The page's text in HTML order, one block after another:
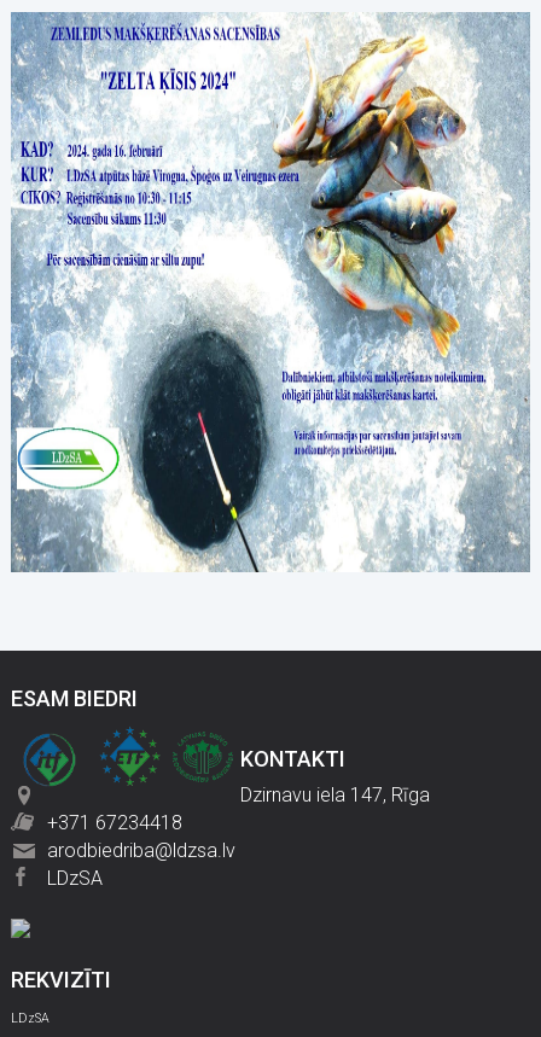
ESAM BIEDRI
KONTAKTI
Dzirnavu iela 147, Rīga
+371 67234418
arodbiedriba@ldzsa.lv
LDzSA
REKVIZĪTI
LDzSA